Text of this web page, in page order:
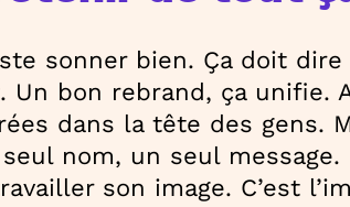
sonner bien. Ça doit
bon rebrand, ça unifie.
dans la tête des gens.
nom, un seul message.
son image. C’est